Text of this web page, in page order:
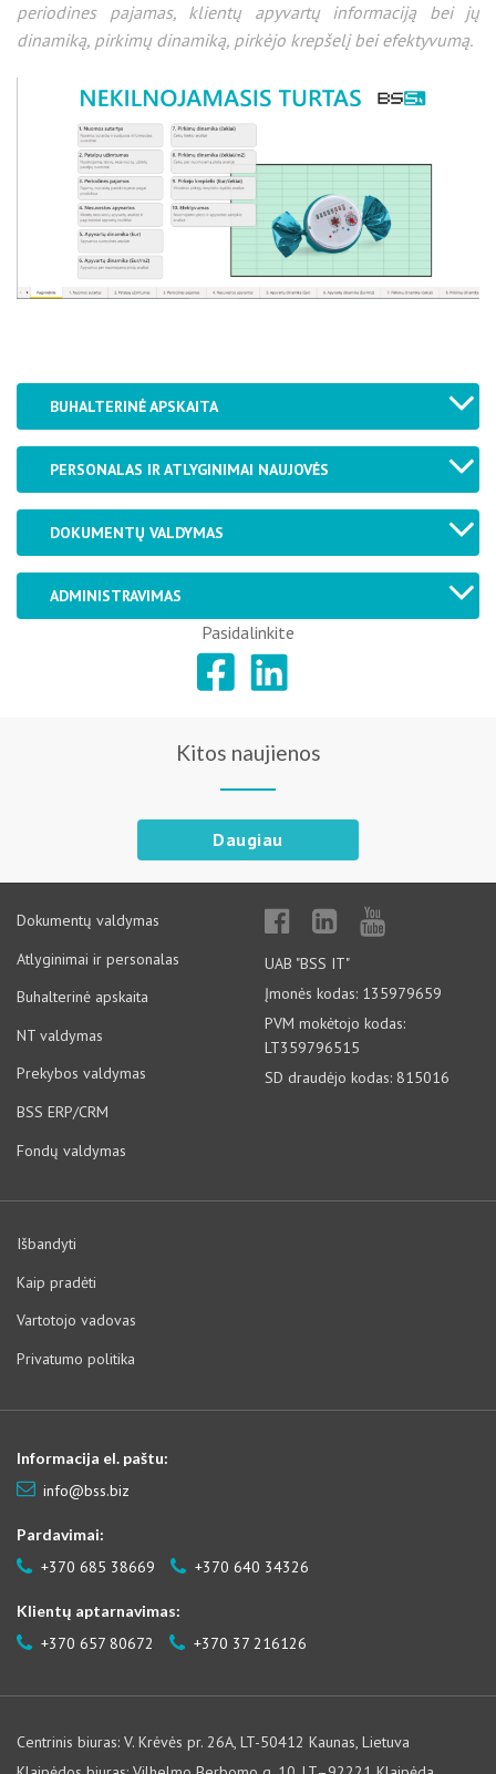
periodines pajamas, klientų apyvartų informaciją bei jų
dinamiką, pirkimų dinamiką, pirkėjo krepšelį bei efektyvumą.
BUHALTERINĖ APSKAITA
PERSONALAS IR ATLYGINIMAI NAUJOVĖS
DOKUMENTŲ VALDYMAS
ADMINISTRAVIMAS
Pasidalinkite
Kitos naujienos
Daugiau
Dokumentų valdymas
Atlyginimai ir personalas
Buhalterinė apskaita
NT valdymas
Prekybos valdymas
BSS ERP/CRM
Fondų valdymas
UAB "BSS IT"
Įmonės kodas: 135979659
PVM mokėtojo kodas:
LT359796515
SD draudėjo kodas: 815016
Išbandyti
Kaip pradėti
Vartotojo vadovas
Privatumo politika
Informacija el. paštu:
info@bss.biz
Pardavimai:
+370 685 38669 +370 640 34326
Klientų aptarnavimas:
+370 657 80672 +370 37 216126
Centrinis biuras: V. Krėvės pr. 26A, LT-50412 Kaunas, Lietuva